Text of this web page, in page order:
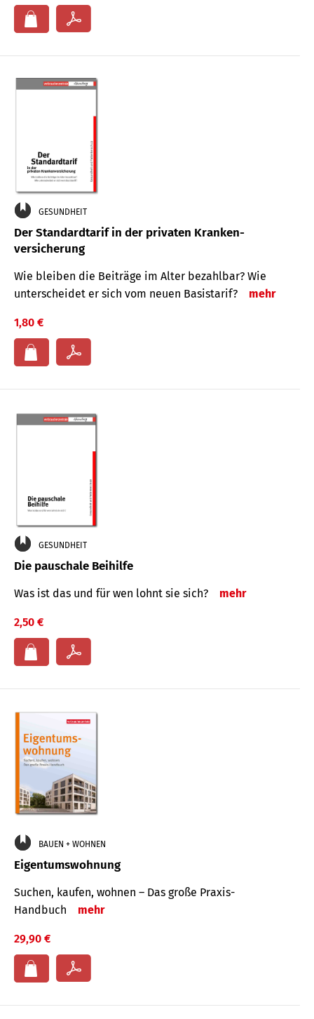
GESUNDHEIT
Der Standard­tarif in der privaten Kranken­
versicherung
Wie bleiben die Beiträge im Alter bezahlbar? Wie
unterscheidet er sich vom neuen Basistarif?
mehr
1,80 €
GESUNDHEIT
Die pauschale Beihilfe
Was ist das und für wen lohnt sie sich? mehr
2,50 €
BAUEN + WOHNEN
Eigentumswohnung
Suchen, kaufen, wohnen – Das große Praxis-
Handbuch
mehr
29,90 €